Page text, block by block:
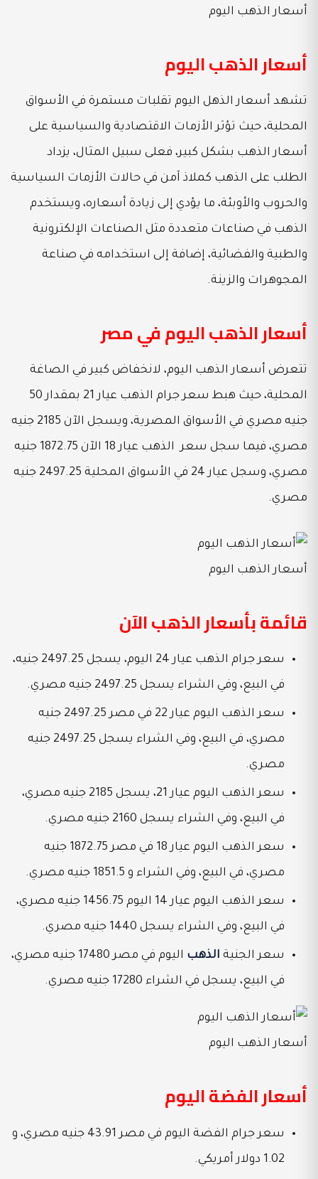
أسعار الذهب اليوم
أسعار الذهب اليوم
تشهد أسعار الذهل اليوم تقلبات مستمرة في الأسواق
المحلية، حيث تؤثر الأزمات الاقتصادية والسياسية على
أسعار الذهب بشكل كبير، فعلى سبيل المثال، يزداد
الطلب على الذهب كملاذ آمن في حالات الأزمات السياسية
والحروب والأوبئة، ما يؤدي إلى زيادة أسعاره، ويستخدم
الذهب في صناعات متعددة مثل الصناعات الإلكترونية
والطبية والفضائية، إضافة إلى استخدامه في صناعة
المجوهرات والزينة.
أسعار الذهب اليوم في مصر
تتعرض أسعار الذهب اليوم، لانخفاض كبير في الصاغة
المحلية، حيث هبط سعر جرام الذهب عيار 21 بمقدار 50
جنيه مصري في الأسواق المصرية، ويسجل الآن 2185 جنيه
مصري، فيما سجل سعر الذهب عيار 18 الآن 1872.75 جنيه
مصري، وسجل عيار 24 في الأسواق المحلية 2497.25 جنيه
مصري.
أسعار الذهب اليوم
قائمة بأسعار الذهب الآن
سعر جرام الذهب عيار 24 اليوم، يسجل 2497.25 جنيه،
في البيع، وفي الشراء يسجل 2497.25 جنيه مصري.
سعر الذهب اليوم عيار 22 في مصر 2497.25 جنيه
مصري، في البيع، وفي الشراء يسجل 2497.25 جنيه
مصري.
سعر الذهب اليوم عيار 21، يسجل 2185 جنيه مصري،
في البيع، وفي الشراء يسجل 2160 جنيه مصري.
سعر الذهب اليوم عيار 18 في مصر 1872.75 جنيه
مصري، في البيع، وفي الشراء و 1851.5 جنيه مصري.
سعر الذهب اليوم عيار 14 اليوم 1456.75 جنيه مصري،
في البيع، وفي الشراء يسجل 1440 جنيه مصري.
سعر الجنية الذهب
اليوم في مصر 17480 جنيه مصري،
في البيع، يسجل في الشراء 17280 جنيه مصري.
أسعار الذهب اليوم
أسعار الفضة اليوم
سعر جرام الفضة اليوم في مصر 43.91 جنيه مصري، و
1.02 دولار أمريكي.